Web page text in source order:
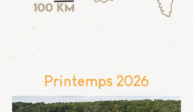
Printemps 2026